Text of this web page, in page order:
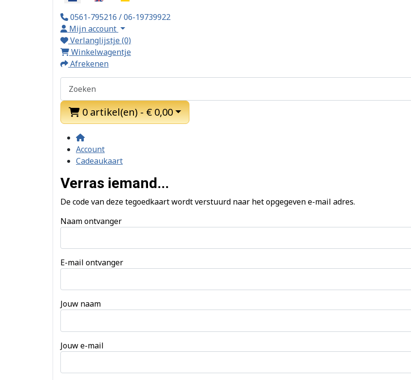
0561-795216 / 06-19739922
Mijn account
Verlanglijstje (0)
Winkelwagentje
Afrekenen
0 artikel(en) - € 0,00
Account
Cadeaukaart
Verras iemand...
De code van deze tegoedkaart wordt verstuurd naar het opgegeven e-mail adres.
Naam ontvanger
E-mail ontvanger
Jouw naam
Jouw e-mail